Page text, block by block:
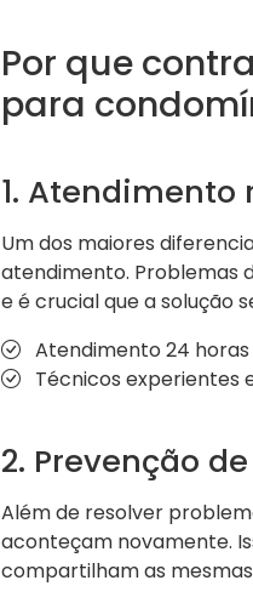
Por que
para
1.
Um dos maiores
atendimento. Problemas
e é crucial que a solução
Atendimento 24
Técnicos experientes
2. Prevenção
Além de resolver
aconteçam novamente.
compartilham as